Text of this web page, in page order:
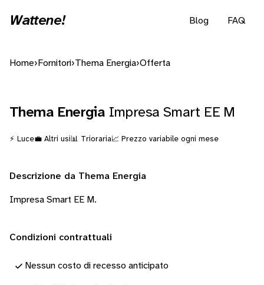
Wattene! Blog FAQ
Home› Fornitori›Thema Energia›Offerta
Thema Energia Impresa Smart EE M
⚡ Luce💼 Altri usi📊 Trioraria📈 Prezzo variabile ogni mese
Descrizione da Thema Energia
Impresa Smart EE M.
Condizioni contrattuali
Nessun costo di recesso anticipato